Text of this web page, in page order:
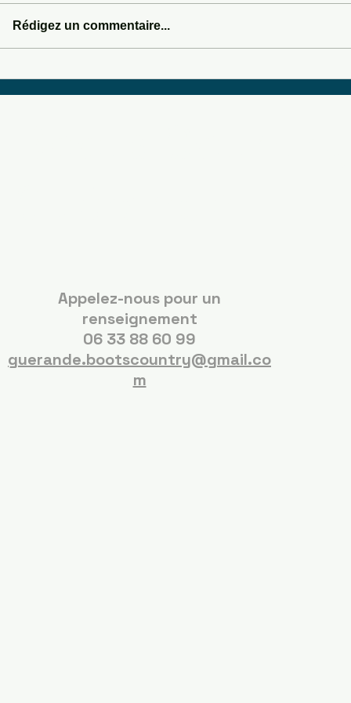
Rédigez un commentaire...
Appelez-nous pour un
renseignement
06 33 88 60 99
guerande.bootscountry@gmail.co
m